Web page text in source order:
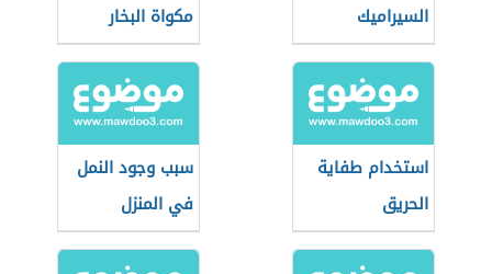
السيراميك
مكواة البخار
استخدام طفاية
الحريق
سبب وجود النمل
في المنزل